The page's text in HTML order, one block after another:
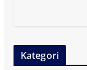
Kategori